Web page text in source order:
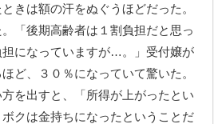
きは額の汗をぬぐうほどだった。
「後期高齢者は１割負担だと思っ
になっていますが…。」受付嬢が
ど、３０％になっていて驚いた。
を出すと、「所得が上がったとい
クは金持ちになったということだ